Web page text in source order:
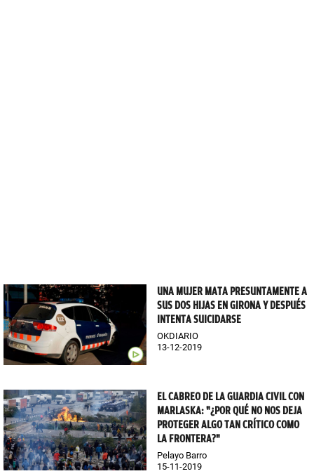
UNA MUJER MATA PRESUNTAMENTE A
SUS DOS HIJAS EN GIRONA Y DESPUÉS
INTENTA SUICIDARSE
OKDIARIO
13-12-2019
EL CABREO DE LA GUARDIA CIVIL CON
MARLASKA: "¿POR QUÉ NO NOS DEJA
PROTEGER ALGO TAN CRÍTICO COMO
LA FRONTERA?"
Pelayo Barro
15-11-2019